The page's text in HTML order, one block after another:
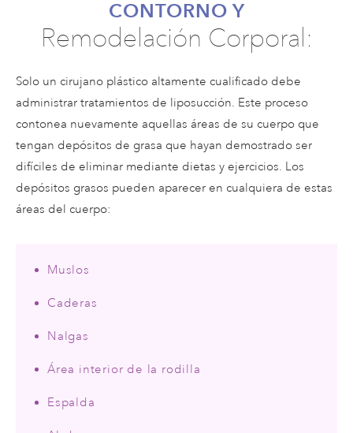
CONTORNO Y
Remodelación Corporal:
Solo un cirujano plástico altamente cualificado debe
administrar tratamientos de liposucción. Este proceso
contonea nuevamente aquellas áreas de su cuerpo que
tengan depósitos de grasa que hayan demostrado ser
difíciles de eliminar mediante dietas y ejercicios. Los
depósitos grasos pueden aparecer en cualquiera de estas
áreas del cuerpo:
Muslos
Caderas
Nalgas
Área interior de la rodilla
Espalda